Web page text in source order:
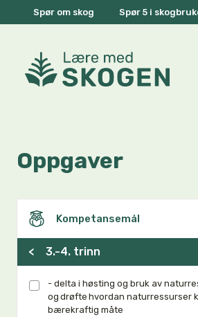
Spør om skog Spør 5 i
Oppgaver
Kompetansemål
< 3.-4. trinn
- delta i høsting og bruk av
og drøfte hvordan naturressurser
bærekraftig måte